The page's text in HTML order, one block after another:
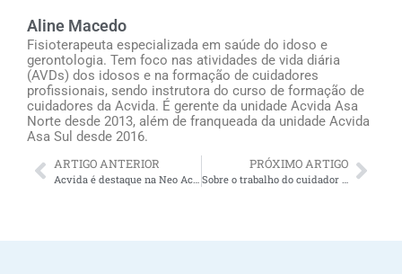
Aline Macedo
Fisioterapeuta especializada em saúde do idoso e
gerontologia. Tem foco nas atividades de vida diária
(AVDs) dos idosos e na formação de cuidadores
profissionais, sendo instrutora do curso de formação de
cuidadores da Acvida. É gerente da unidade Acvida Asa
Norte desde 2013, além de franqueada da unidade Acvida
Asa Sul desde 2016.
ARTIGO ANTERIOR PRÓXIMO ARTIGO